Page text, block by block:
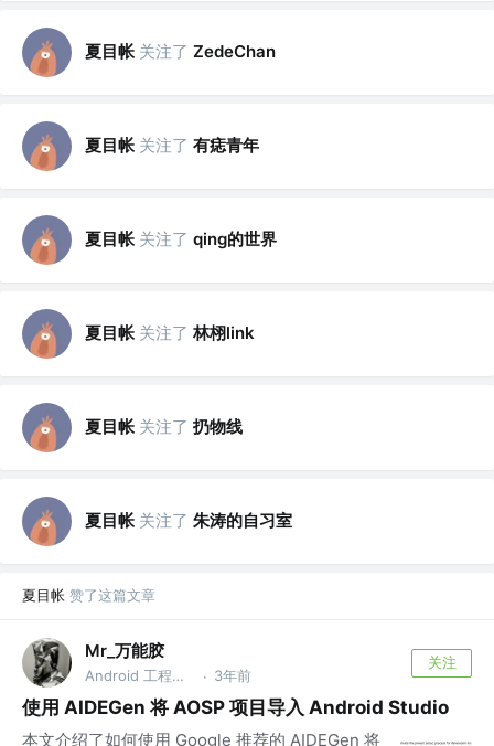
夏目帐 关注了 ZedeChan
夏目帐 关注了 有痣青年
夏目帐 关注了 qing的世界
夏目帐 关注了 林栩link
夏目帐 关注了 扔物线
夏目帐 关注了 朱涛的自习室
夏目帐 赞了这篇文章
Mr_万能胶
Android 工程师 @珠海小三星 · 3年前
关注
使用 AIDEGen 将 AOSP 项目导入 Android Studio
本文介绍了如何使用 Google 推荐的 AIDEGen 将